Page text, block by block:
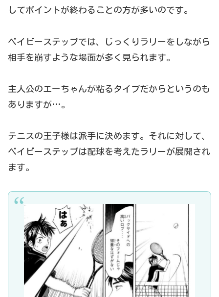
してポイントが終わることの方が多いのです。
ベイビーステップでは、じっくりラリーをしながら
相手を崩すような場面が多く見られます。
主人公のエーちゃんが粘るタイプだからというのも
ありますが…。
テニスの王子様は派手に決めます。それに対して、
ベイビーステップは配球を考えたラリーが展開され
ます。